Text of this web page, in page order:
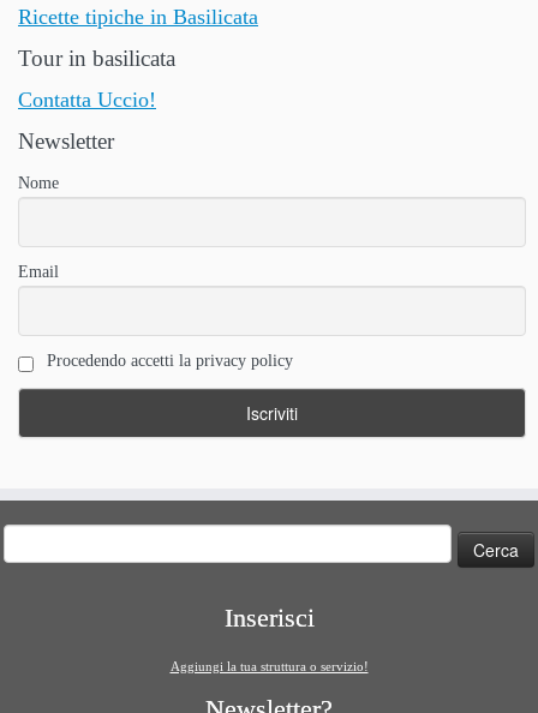
Ricette tipiche in Basilicata
Tour in basilicata
Contatta Uccio!
Newsletter
Nome
Email
Procedendo accetti la privacy policy
per:
Inserisci
Aggiungi la tua struttura o servizio!